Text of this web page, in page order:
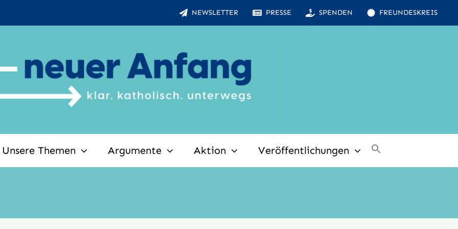
NEWSLETTER PRESSE SPENDEN FREUNDESKREIS
Unsere Themen Argumente Aktion Veröffentlichungen